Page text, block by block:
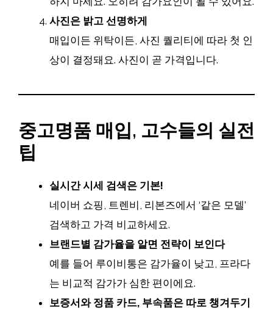
사진은 밝고 선명하게
매입이든 위탁이든, 사진 퀄리티에 따라 첫 인
상이 결정돼요. 사진이 곧 가격입니다.
중고명품 매입, 고수들의 실전
팁
실시간 시세 검색은 기본!
네이버 쇼핑, 트렌비, 리본즈에서 ‘같은 모델’
검색하고 가격 비교하세요.
브랜드별 감가율을 알면 전략이 보인다
예를 들어 루이비통은 감가율이 낮고, 프라다
는 비교적 감가가 심한 편이에요.
보증서와 정품 카드, 부속품은 따로 챙겨두기